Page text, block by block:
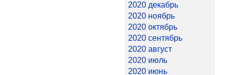
2020 декабрь
2020 ноябрь
2020 октябрь
2020 сентябрь
2020 август
2020 июль
2020 июнь